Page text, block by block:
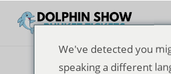
We've detected you
speaking a different